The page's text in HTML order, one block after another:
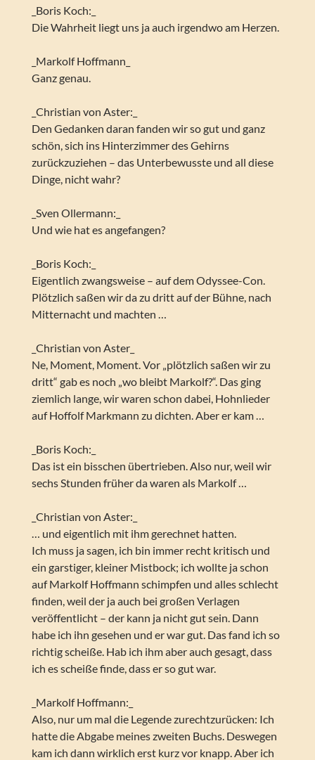
_Boris Koch:_
Die Wahrheit liegt uns ja auch irgendwo am Herzen.
_Markolf Hoffmann_
Ganz genau.
_Christian von Aster:_
Den Gedanken daran fanden wir so gut und ganz
schön, sich ins Hinterzimmer des Gehirns
zurückzuziehen – das Unterbewusste und all diese
Dinge, nicht wahr?
_Sven Ollermann:_
Und wie hat es angefangen?
_Boris Koch:_
Eigentlich zwangsweise – auf dem Odyssee-Con.
Plötzlich saßen wir da zu dritt auf der Bühne, nach
Mitternacht und machten …
_Christian von Aster_
Ne, Moment, Moment. Vor „plötzlich saßen wir zu
dritt“ gab es noch „wo bleibt Markolf?“. Das ging
ziemlich lange, wir waren schon dabei, Hohnlieder
auf Hoffolf Markmann zu dichten. Aber er kam …
_Boris Koch:_
Das ist ein bisschen übertrieben. Also nur, weil wir
sechs Stunden früher da waren als Markolf …
_Christian von Aster:_
… und eigentlich mit ihm gerechnet hatten.
Ich muss ja sagen, ich bin immer recht kritisch und
ein garstiger, kleiner Mistbock; ich wollte ja schon
auf Markolf Hoffmann schimpfen und alles schlecht
finden, weil der ja auch bei großen Verlagen
veröffentlicht – der kann ja nicht gut sein. Dann
habe ich ihn gesehen und er war gut. Das fand ich so
richtig scheiße. Hab ich ihm aber auch gesagt, dass
ich es scheiße finde, dass er so gut war.
_Markolf Hoffmann:_
Also, nur um mal die Legende zurechtzurücken: Ich
hatte die Abgabe meines zweiten Buchs. Deswegen
kam ich dann wirklich erst kurz vor knapp. Aber ich